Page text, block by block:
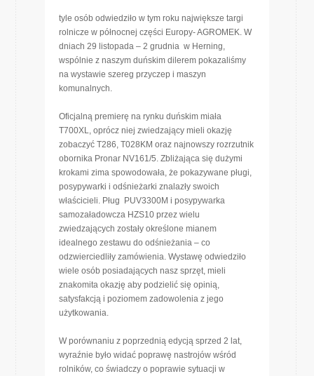
tyle osób odwiedziło w tym roku największe targi
rolnicze w północnej części Europy- AGROMEK. W
dniach 29 listopada – 2 grudnia w Herning,
wspólnie z naszym duńskim dilerem pokazaliśmy
na wystawie szereg przyczep i maszyn
komunalnych.
Oficjalną premierę na rynku duńskim miała
T700XL, oprócz niej zwiedzający mieli okazję
zobaczyć T286, T028KM oraz najnowszy rozrzutnik
obornika Pronar NV161/5. Zbliżająca się dużymi
krokami zima spowodowała, że pokazywane pługi,
posypywarki i odśnieżarki znalazły swoich
właścicieli. Pług PUV3300M i posypywarka
samozaładowcza HZS10 przez wielu
zwiedzających zostały określone mianem
idealnego zestawu do odśnieżania – co
odzwierciedliły zamówienia. Wystawę odwiedziło
wiele osób posiadających nasz sprzęt, mieli
znakomita okazję aby podzielić się opinią,
satysfakcją i poziomem zadowolenia z jego
użytkowania.
W porównaniu z poprzednią edycją sprzed 2 lat,
wyraźnie było widać poprawę nastrojów wśród
rolników, co świadczy o poprawie sytuacji w